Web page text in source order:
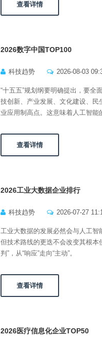
查看详情
2026数字中国TOP100
科技趋势 2026-08-03
“十五五”规划纲要明确提出，要全
技创新、产业发展、文化建设、
业应用制高点。这意味着人工智
查看详情
2026工业大数据企业排行
科技趋势 2026-07-27
工业大数据的发展必然会与人工智
但技术路线的更迭不会改变其根本
判”，从“响应”走向“主动”。
查看详情
2026医疗信息化企业TOP50